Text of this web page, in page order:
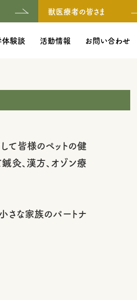
体験談 活動情報 お問い合わせ
獣医療者の皆さま
て皆様のペットの健
灸、漢方、オゾン療
さな家族のパートナ